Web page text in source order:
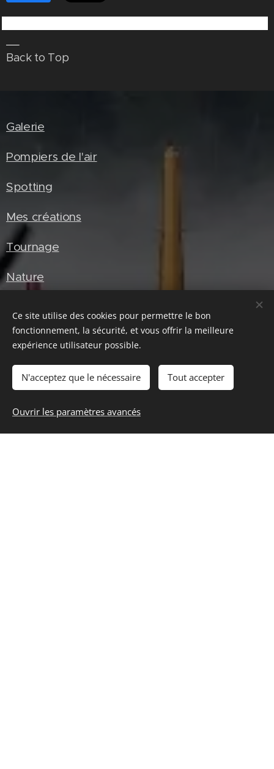
Back to Top
Galerie
Pompiers de l'air
Spotting
Mes créations
Tournage
Nature
Portraits
En noir et blanc
Lumière naturelle
Ce site utilise des cookies pour permettre le bon
fonctionnement, la sécurité, et vous offrir la meilleure
expérience utilisateur possible.
N'acceptez que le nécessaire Tout accepter
Ouvrir les paramètres avancés